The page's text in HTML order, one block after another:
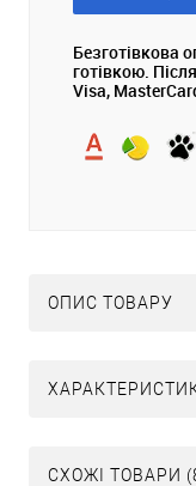
Безготівкова
готівкою.
Visa,
ОПИС ТОВАРУ
СХОЖІ ТОВАРИ